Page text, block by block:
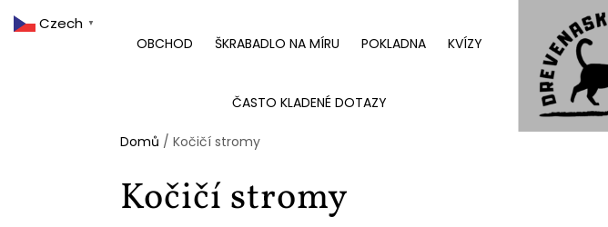
OBCHOD ŠKRABADLO NA MÍRU POKLADNA KVÍZY
ČASTO KLADENÉ DOTAZY
Domů / Kočičí stromy
Kočičí stromy
Czech ▼